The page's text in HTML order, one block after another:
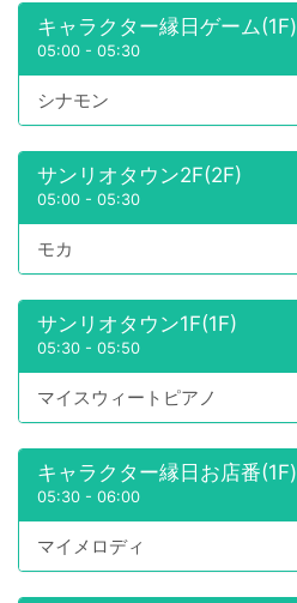
キャラクター縁日ゲーム(1F)
05:00 - 05:30
シナモン
サンリオタウン2F(2F)
05:00 - 05:30
モカ
サンリオタウン1F(1F)
05:30 - 05:50
マイスウィートピアノ
キャラクター縁日お店番(1F)
05:30 - 06:00
マイメロディ